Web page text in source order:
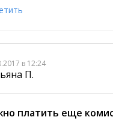
в 12:24
П.
платить еще